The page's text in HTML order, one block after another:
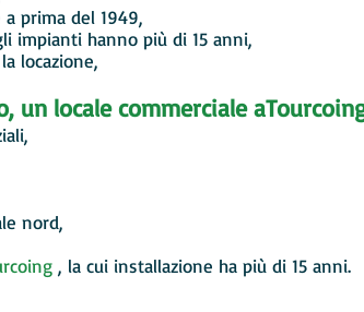
prima del 1949,
impianti hanno più di 15 anni,
locazione,
un locale commerciale a
nord,
, la cui installazione ha più di 15 anni.